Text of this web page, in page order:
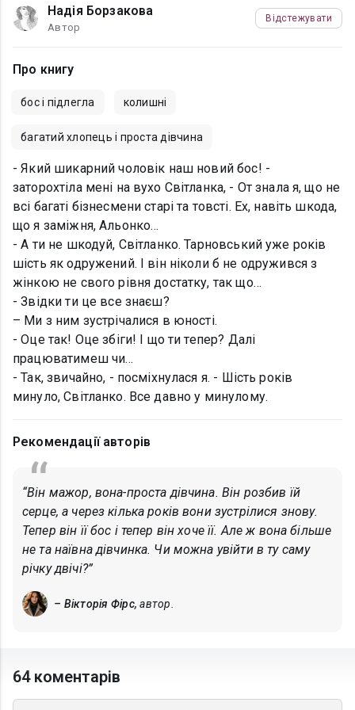
Надія Борзакова
Автор
Відстежувати
Про книгу
бос і підлегла колишні
багатий хлопець і проста дівчина
- Який шикарний чоловік наш новий бос! -
заторохтіла мені на вухо Світланка, - От знала я, що не
всі багаті бізнесмени старі та товсті. Ех, навіть шкода,
що я заміжня, Альонко…
- А ти не шкодуй, Світланко. Тарновський уже років
шість як одружений. І він ніколи б не одружився з
жінкою не свого рівня достатку, так що…
- Звідки ти це все знаєш?
– Ми з ним зустрічалися в юності.
- Оце так! Оце збіги! І що ти тепер? Далі
працюватимеш чи…
- Так, звичайно, - посміхнулася я. - Шість років
минуло, Світланко. Все давно у минулому.
Рекомендації авторів
“Він мажор, вона-проста дівчина. Він розбив їй
серце, а через кілька років вони зустрілися знову.
Тепер він її бос і тепер він хоче її. Але ж вона більше
не та наївна дівчинка. Чи можна увійти в ту саму
річку двічі?”
– Вікторія Фірс, автор.
64 коментарів